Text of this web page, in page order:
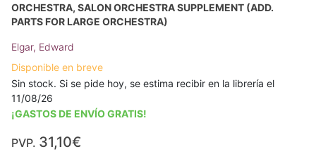
RCHESTRA, SALON ORCHESTRA SUPPLEMENT (ADD. P
ARTS FOR LARGE ORCHESTRA)
Elgar, Edward
Disponible en breve
Sin stock. Si se pide hoy, se estima recibir en la librería el
11/08/26
¡GASTOS DE ENVÍO GRATIS!
PVP. 31,10€